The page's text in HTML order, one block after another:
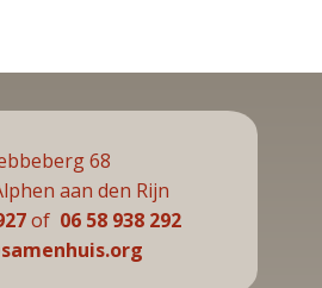
68
aan den Rijn
of 06 58 938 292